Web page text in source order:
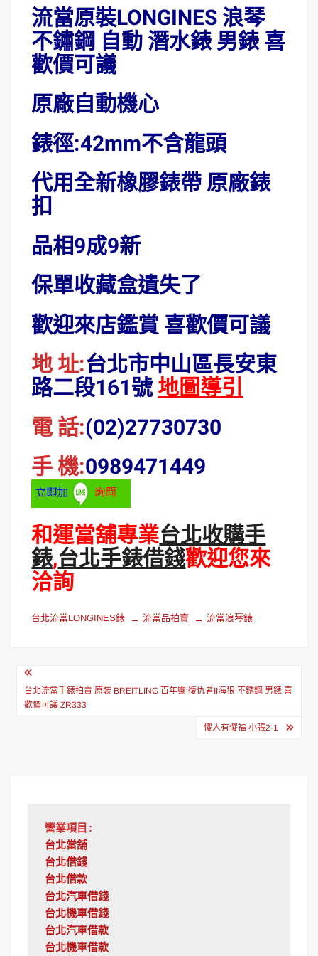
流當原裝LONGINES 浪琴
不鏽鋼 自動 潛水錶 男錶 喜
歡價可議
原廠自動機心
錶徑:42mm不含龍頭
代用全新橡膠錶帶 原廠錶
扣
品相9成9新
保單收藏盒遺失了
歡迎來店鑑賞 喜歡價可議
地 址:台北市中山區長安東
路二段161號地圖導引
電 話:(02)27730730
手 機:0989471449
和運當舖專業台北收購手
錶,台北手錶借錢歡迎您來
洽詢
台北流當LONGINES錶 流當品拍賣 流當浪琴錶
文
章
台北流當手錶拍賣 原裝 BREITLING 百年靈 復仇者II海狼 不銹鋼 男錶 喜
歡價可議 ZR333
傻人有傻福 小張2-1
營業項目:
台北當舖
台北借錢
台北借款
台北汽車借錢
台北機車借錢
台北汽車借款
台北機車借款